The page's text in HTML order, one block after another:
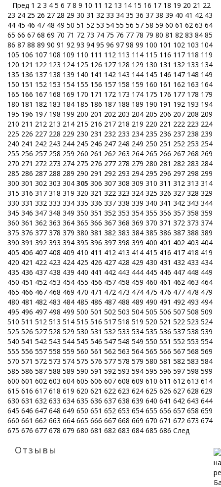
Пред 1 2 3 4 5 6 7 8 9 10 11 12 13 14 15 16 17 18 19 20 21 22
23 24 25 26 27 28 29 30 31 32 33 34 35 36 37 38 39 40 41 42 43
44 45 46 47 48 49 50 51 52 53 54 55 56 57 58 59 60 61 62 63 64
65 66 67 68 69 70 71 72 73 74 75 76 77 78 79 80 81 82 83 84 85
86 87 88 89 90 91 92 93 94 95 96 97 98 99 100 101 102 103 104
105 106 107 108 109 110 111 112 113 114 115 116 117 118 119
120 121 122 123 124 125 126 127 128 129 130 131 132 133 134
135 136 137 138 139 140 141 142 143 144 145 146 147 148 149
150 151 152 153 154 155 156 157 158 159 160 161 162 163 164
165 166 167 168 169 170 171 172 173 174 175 176 177 178 179
180 181 182 183 184 185 186 187 188 189 190 191 192 193 194
195 196 197 198 199 200 201 202 203 204 205 206 207 208 209
210 211 212 213 214 215 216 217 218 219 220 221 222 223 224
225 226 227 228 229 230 231 232 233 234 235 236 237 238 239
240 241 242 243 244 245 246 247 248 249 250 251 252 253 254
255 256 257 258 259 260 261 262 263 264 265 266 267 268 269
270 271 272 273 274 275 276 277 278 279 280 281 282 283 284
285 286 287 288 289 290 291 292 293 294 295 296 297 298 299
300 301 302 303 304 305 306 307 308 309 310 311 312 313 314
315 316 317 318 319 320 321 322 323 324 325 326 327 328 329
330 331 332 333 334 335 336 337 338 339 340 341 342 343 344
345 346 347 348 349 350 351 352 353 354 355 356 357 358 359
360 361 362 363 364 365 366 367 368 369 370 371 372 373 374
375 376 377 378 379 380 381 382 383 384 385 386 387 388 389
390 391 392 393 394 395 396 397 398 399 400 401 402 403 404
405 406 407 408 409 410 411 412 413 414 415 416 417 418 419
420 421 422 423 424 425 426 427 428 429 430 431 432 433 434
435 436 437 438 439 440 441 442 443 444 445 446 447 448 449
450 451 452 453 454 455 456 457 458 459 460 461 462 463 464
465 466 467 468 469 470 471 472 473 474 475 476 477 478 479
480 481 482 483 484 485 486 487 488 489 490 491 492 493 494
495 496 497 498 499 500 501 502 503 504 505 506 507 508 509
510 511 512 513 514 515 516 517 518 519 520 521 522 523 524
525 526 527 528 529 530 531 532 533 534 535 536 537 538 539
540 541 542 543 544 545 546 547 548 549 550 551 552 553 554
555 556 557 558 559 560 561 562 563 564 565 566 567 568 569
570 571 572 573 574 575 576 577 578 579 580 581 582 583 584
585 586 587 588 589 590 591 592 593 594 595 596 597 598 599
600 601 602 603 604 605 606 607 608 609 610 611 612 613 614
615 616 617 618 619 620 621 622 623 624 625 626 627 628 629
630 631 632 633 634 635 636 637 638 639 640 641 642 643 644
645 646 647 648 649 650 651 652 653 654 655 656 657 658 659
660 661 662 663 664 665 666 667 668 669 670 671 672 673 674
675 676 677 678 679 680 681 682 683 684 685 686 След
Отзывы